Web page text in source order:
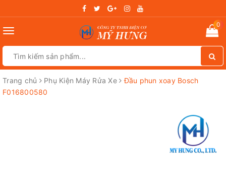
Toggle
0
Trang chủ Phụ Kiện Máy Rửa Xe
Đầu phun xoay Bosch
F016800580